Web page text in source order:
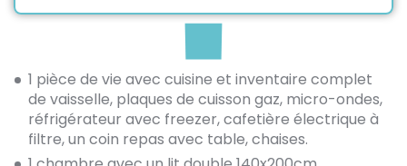
1 pièce de vie avec cuisine et inventaire complet
de vaisselle, plaques de cuisson gaz, micro-ondes,
réfrigérateur avec freezer, cafetière électrique à
filtre, un coin repas avec table, chaises.